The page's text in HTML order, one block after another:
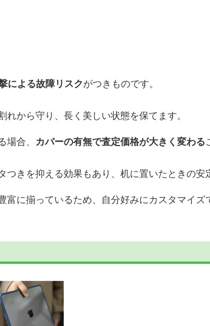
による故障リスクがつきものです。
から守り、長く美しい状態を保てます。
合、 カバーの有無で査定価格が大きく変わる
つきを抑える効果もあり、机に置いたときの安
富に揃っているため、自分好みにカスタマイ